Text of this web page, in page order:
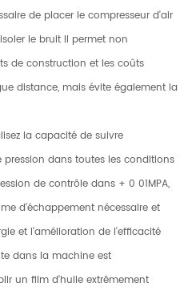
de placer le compresseur d'air
le bruit Il permet non
de construction et les coûts
distance, mais évite également la
la capacité de suivre
dans toutes les conditions
de contrôle dans + 0 01MPA,
d'échappement nécessaire et
et l'amélioration de l'efficacité
dans la machine est
un film d'huile extrêmement